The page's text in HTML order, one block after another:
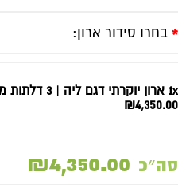
* בחרו סידור ארון:
1x ארון יוקרתי דגם ליה | 3 דלתות מראה ברוחב 120 ס"מ
₪4,350.00
סה״כ ₪4,350.00